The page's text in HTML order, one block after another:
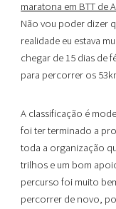
maratona em BTT de
Não vou poder dizer
realidade eu estava
chegar de 15 dias de
para percorrer os
A classificação é
foi ter terminado a
toda a organização
trilhos e um bom
percurso foi muito
percorrer de novo,